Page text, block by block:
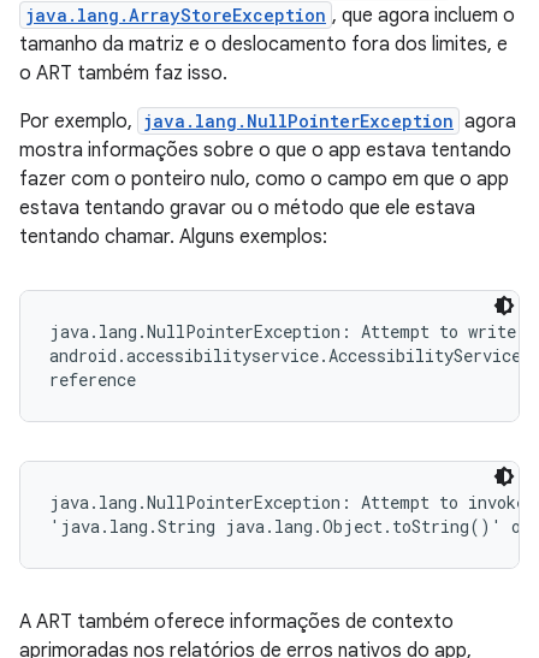
java.lang.ArrayStoreException , que agora incluem o
tamanho da matriz e o deslocamento fora dos limites, e
o ART também faz isso.
Por exemplo, java.lang.NullPointerException agora
mostra informações sobre o que o app estava tentando
fazer com o ponteiro nulo, como o campo em que o app
estava tentando gravar ou o método que ele estava
tentando chamar. Alguns exemplos:
java.lang.NullPointerException: Attempt to
reference
java.lang.NullPointerException: Attempt to invoke
'java.lang.String java.lang.Object.toString()' on
A ART também oferece informações de contexto
aprimoradas nos relatórios de erros nativos do app,